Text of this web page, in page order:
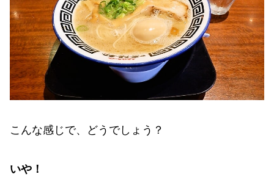
こんな感じで、どうでしょう？
いや！